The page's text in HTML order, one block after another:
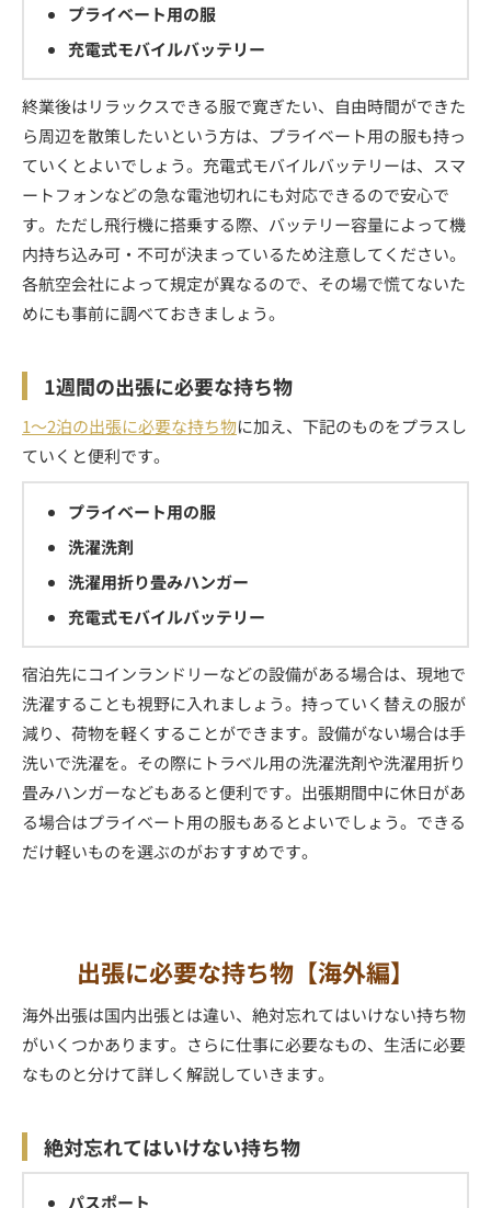
プライベート用の服
充電式モバイルバッテリー
終業後はリラックスできる服で寛ぎたい、自由時間ができた
ら周辺を散策したいという方は、プライベート用の服も持っ
ていくとよいでしょう。充電式モバイルバッテリーは、スマ
ートフォンなどの急な電池切れにも対応できるので安心で
す。ただし飛行機に搭乗する際、バッテリー容量によって機
内持ち込み可・不可が決まっているため注意してください。
各航空会社によって規定が異なるので、その場で慌てないた
めにも事前に調べておきましょう。
1週間の出張に必要な持ち物
1～2泊の出張に必要な持ち物に加え、下記のものをプラスし
ていくと便利です。
プライベート用の服
洗濯洗剤
洗濯用折り畳みハンガー
充電式モバイルバッテリー
宿泊先にコインランドリーなどの設備がある場合は、現地で
洗濯することも視野に入れましょう。持っていく替えの服が
減り、荷物を軽くすることができます。設備がない場合は手
洗いで洗濯を。その際にトラベル用の洗濯洗剤や洗濯用折り
畳みハンガーなどもあると便利です。出張期間中に休日があ
る場合はプライベート用の服もあるとよいでしょう。できる
だけ軽いものを選ぶのがおすすめです。
出張に必要な持ち物【海外編】
海外出張は国内出張とは違い、絶対忘れてはいけない持ち物
がいくつかあります。さらに仕事に必要なもの、生活に必要
なものと分けて詳しく解説していきます。
絶対忘れてはいけない持ち物
パスポート